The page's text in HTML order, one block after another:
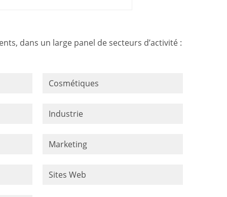
dans un large panel de secteurs d’activité :
Cosmétiques
Industrie
Marketing
Sites Web